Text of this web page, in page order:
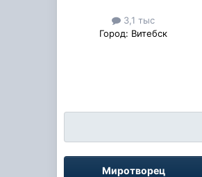
3,1 тыс
Город: Витебск
Миротворец